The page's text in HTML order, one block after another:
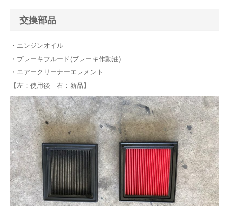
交換部品
・エンジンオイル
・ブレーキフルード(ブレーキ作動油)
・エアークリーナーエレメント
【左：使用後 右：新品】